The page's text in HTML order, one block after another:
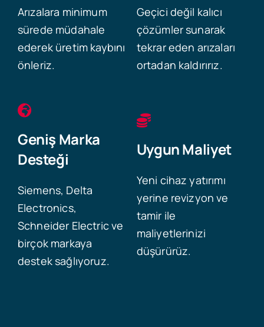
Arızalara minimum
sürede müdahale
ederek üretim kaybını
önleriz.
Geçici değil kalıcı
çözümler sunarak
tekrar eden arızaları
ortadan kaldırırız.
Geniş Marka
Desteği
Siemens, Delta
Electronics,
Schneider Electric ve
birçok markaya
destek sağlıyoruz.
Uygun Maliyet
Yeni cihaz yatırımı
yerine revizyon ve
tamir ile
maliyetlerinizi
düşürürüz.